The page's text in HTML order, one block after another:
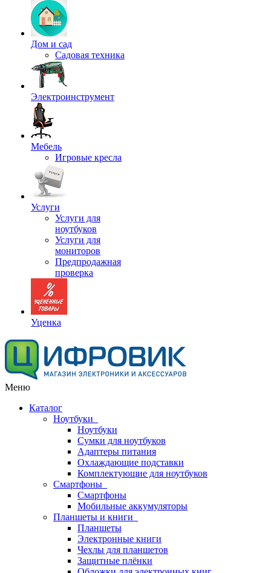
Дом и сад
Садовая техника
Электроинструмент
Мебель
Игровые кресла
Услуги
Услуги для
ноутбуков
Услуги для
мониторов
Предпродажная
проверка
Уценка
Меню
Каталог
Ноутбуки
Ноутбуки
Сумки для ноутбуков
Адаптеры питания
Охлаждающие подставки
Комплектующие для ноутбуков
Смартфоны
Смартфоны
Мобильные аккумуляторы
Планшеты и книги
Планшеты
Электронные книги
Чехлы для планшетов
Защитные плёнки